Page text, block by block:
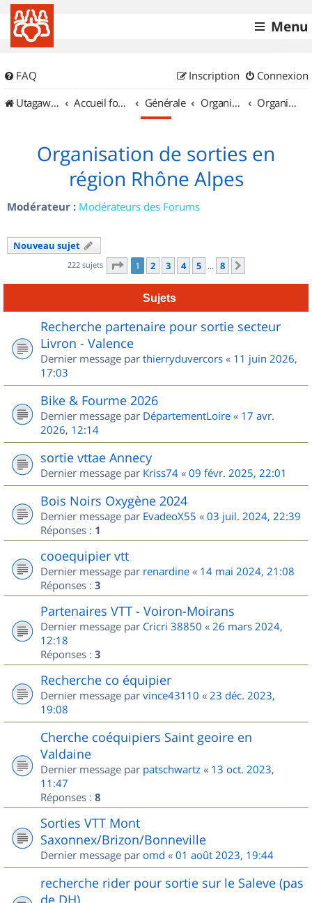
Menu
FAQ Connexion
Inscription
UtagawaVTT (Randos VTT et VTTAE avec traces GPS)
Accueil forum Générale Organisation de sorties & Recherche de partenaires Organisation de sorties en région Rhône Alpes
Organisation de sorties en
région Rhône Alpes
Modérateur : Modérateurs des Forums
Nouveau sujet
222 sujets Page 1sur
1 2 3 4 5 … 8
Sujets
Recherche partenaire pour sortie secteur
Livron - Valence
Dernier message par thierryduvercors « 11 juin 2026,
17:03
Bike & Fourme 2026
Dernier message par DépartementLoire « 17 avr.
2026, 12:14
sortie vttae Annecy
Dernier message par Kriss74 « 09 févr. 2025, 22:01
Bois Noirs Oxygène 2024
Dernier message par EvadeoX55 « 03 juil. 2024, 22:39
Réponses : 1
cooequipier vtt
Dernier message par renardine « 14 mai 2024, 21:08
Réponses : 3
Partenaires VTT - Voiron-Moirans
Dernier message par Cricri 38850 « 26 mars 2024,
12:18
Réponses : 3
Recherche co équipier
Dernier message par vince43110 « 23 déc. 2023,
19:08
Cherche coéquipiers Saint geoire en
Valdaine
Dernier message par patschwartz « 13 oct. 2023,
11:47
Réponses : 8
Sorties VTT Mont
Saxonnex/Brizon/Bonneville
Dernier message par omd « 01 août 2023, 19:44
recherche rider pour sortie sur le Saleve (pas
de DH)